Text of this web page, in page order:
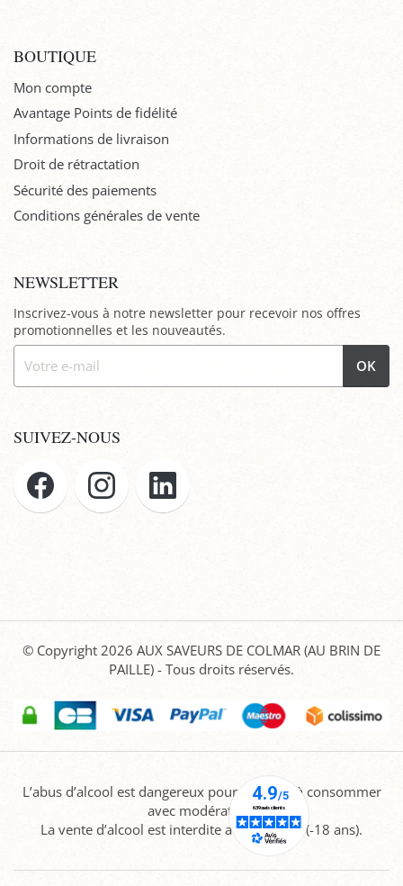
BOUTIQUE
Mon compte
Avantage Points de fidélité
Informations de livraison
Droit de rétractation
Sécurité des paiements
Conditions générales de vente
NEWSLETTER
Inscrivez-vous à notre newsletter pour recevoir nos offres
promotionnelles et les nouveautés.
OK
SUIVEZ-NOUS
© Copyright 2026 AUX SAVEURS DE COLMAR (AU BRIN DE
PAILLE) - Tous droits réservés.
L’abus d’alcool est dangereux pour la santé, à consommer
avec modération.
La vente d’alcool est interdite aux mineurs (-18 ans).